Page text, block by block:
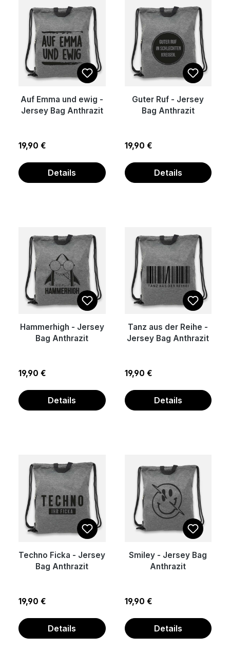
Auf Emma und ewig -
Jersey Bag Anthrazit
Regulärer Preis:
19,90 €
Details
Guter Ruf - Jersey
Bag Anthrazit
Regulärer Preis:
19,90 €
Details
Hammerhigh - Jersey
Bag Anthrazit
Regulärer Preis:
19,90 €
Details
Tanz aus der Reihe -
Jersey Bag Anthrazit
Regulärer Preis:
19,90 €
Details
Techno Ficka - Jersey
Bag Anthrazit
Regulärer Preis:
19,90 €
Details
Smiley - Jersey Bag
Anthrazit
Regulärer Preis:
19,90 €
Details